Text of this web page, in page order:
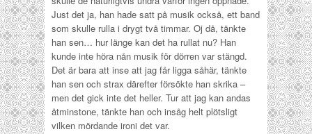
Just det ja, han hade satt på musik också, ett band
som skulle rulla i drygt två timmar. Oj då, tänkte
han sen… hur länge kan det ha rullat nu? Han
kunde inte höra nån musik för dörren var stängd.
Det är bara att inse att jag får ligga såhär, tänkte
han sen och strax därefter försökte han skrika –
men det gick inte det heller. Tur att jag kan andas
åtminstone, tänkte han och insåg helt plötsligt
vilken mördande ironi det var.